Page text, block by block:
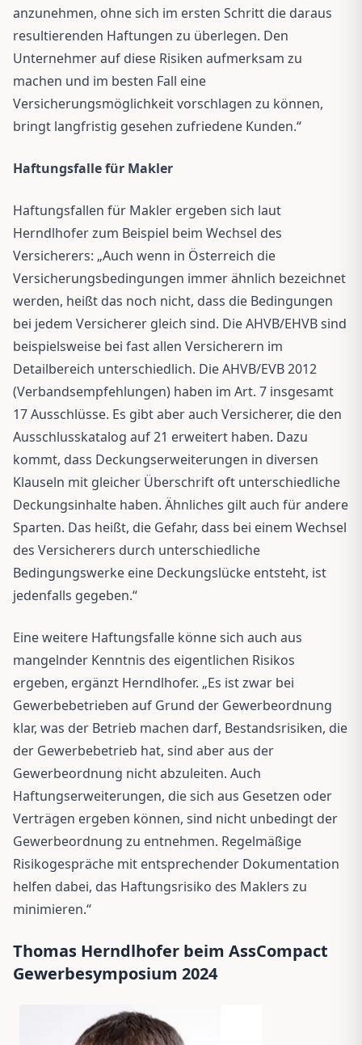
anzunehmen, ohne sich im ersten Schritt die daraus
resultierenden Haftungen zu überlegen. Den
Unternehmer auf diese Risiken aufmerksam zu
machen und im besten Fall eine
Versicherungsmöglichkeit vorschlagen zu können,
bringt langfristig gesehen zufriedene Kunden.“
Haftungsfalle für Makler
Haftungsfallen für Makler ergeben sich laut
Herndlhofer zum Beispiel beim Wechsel des
Versicherers: „Auch wenn in Österreich die
Versicherungsbedingungen immer ähnlich bezeichnet
werden, heißt das noch nicht, dass die Bedingungen
bei jedem Versicherer gleich sind. Die AHVB/EHVB sind
beispielsweise bei fast allen Versicherern im
Detailbereich unterschiedlich. Die AHVB/EVB 2012
(Verbandsempfehlungen) haben im Art. 7 insgesamt
17 Ausschlüsse. Es gibt aber auch Versicherer, die den
Ausschlusskatalog auf 21 erweitert haben. Dazu
kommt, dass Deckungserweiterungen in diversen
Klauseln mit gleicher Überschrift oft unterschiedliche
Deckungsinhalte haben. Ähnliches gilt auch für andere
Sparten. Das heißt, die Gefahr, dass bei einem Wechsel
des Versicherers durch unterschiedliche
Bedingungswerke eine Deckungslücke entsteht, ist
jedenfalls gegeben.“
Eine weitere Haftungsfalle könne sich auch aus
mangelnder Kenntnis des eigentlichen Risikos
ergeben, ergänzt Herndlhofer. „Es ist zwar bei
Gewerbebetrieben auf Grund der Gewerbeordnung
klar, was der Betrieb machen darf, Bestandsrisiken, die
der Gewerbebetrieb hat, sind aber aus der
Gewerbeordnung nicht abzuleiten. Auch
Haftungserweiterungen, die sich aus Gesetzen oder
Verträgen ergeben können, sind nicht unbedingt der
Gewerbeordnung zu entnehmen. Regelmäßige
Risikogespräche mit entsprechender Dokumentation
helfen dabei, das Haftungsrisiko des Maklers zu
minimieren.“
Thomas Herndlhofer beim AssCompact
Gewerbesymposium 2024